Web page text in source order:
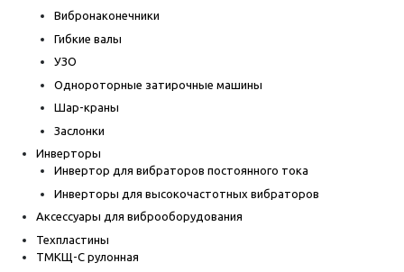
Вибронаконечники
Гибкие валы
УЗО
Однороторные затирочные машины
Шар-краны
Заслонки
Инверторы
Инвертор для вибраторов постоянного тока
Инверторы для высокочастотных вибраторов
Аксессуары для виброоборудования
Техпластины
ТМКЩ-С рулонная